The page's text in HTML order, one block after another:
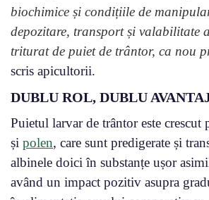
biochimice și condițiile de
depozitare, transport și valabilitate
triturat de puiet de trântor, ca nou
scris apicultorii.
DUBLU ROL, DUBLU
Puietul larvar de trântor este crescut
și polen, care sunt predigerate și
albinele doici în substanțe ușor
având un impact pozitiv asupra